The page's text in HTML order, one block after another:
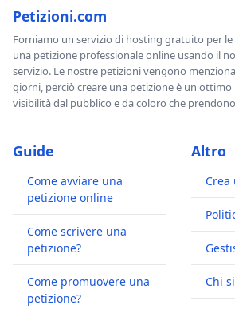
Petizioni.com
Forniamo un servizio di hosting gratuito per
una petizione professionale online usando il
servizio. Le nostre petizioni vengono
giorni, perciò creare una petizione è un
visibilità dal pubblico e da coloro che
Guide
Come avviare una
petizione online
Come scrivere una
petizione?
Come promuovere una
petizione?
Altro
Chi